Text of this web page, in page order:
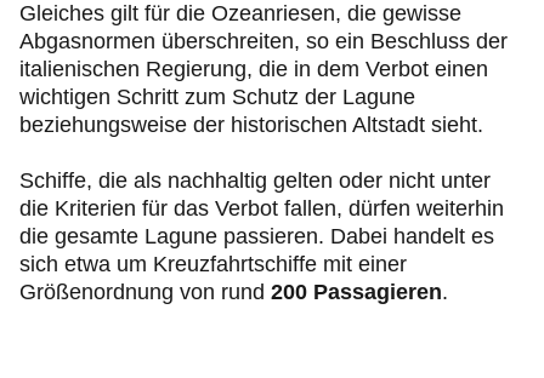
Gleiches gilt für die Ozeanriesen, die gewisse
Abgasnormen überschreiten, so ein Beschluss der
italienischen Regierung, die in dem Verbot einen
wichtigen Schritt zum Schutz der Lagune
beziehungsweise der historischen Altstadt sieht.
Schiffe, die als nachhaltig gelten oder nicht unter
die Kriterien für das Verbot fallen, dürfen weiterhin
die gesamte Lagune passieren. Dabei handelt es
sich etwa um Kreuzfahrtschiffe mit einer
Größenordnung von rund 200 Passagieren.